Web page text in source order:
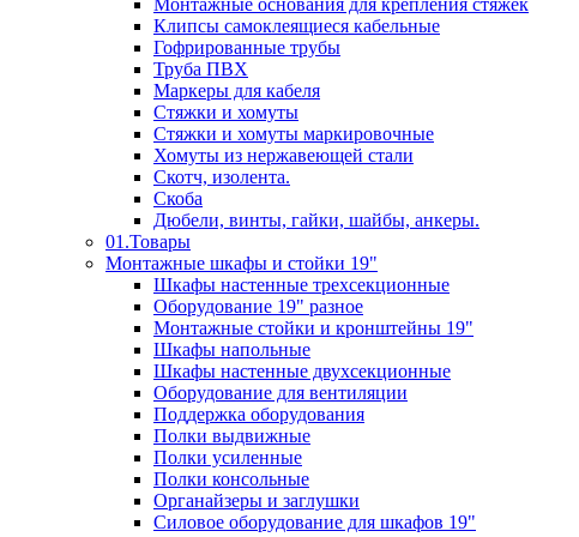
Монтажные основания для крепления стяжек
Клипсы самоклеящиеся кабельные
Гофрированные трубы
Труба ПВХ
Маркеры для кабеля
Стяжки и хомуты
Стяжки и хомуты маркировочные
Хомуты из нержавеющей стали
Скотч, изолента.
Скоба
Дюбели, винты, гайки, шайбы, анкеры.
01.Товары
Монтажные шкафы и стойки 19"
Шкафы настенные трехсекционные
Оборудование 19" разное
Монтажные стойки и кронштейны 19"
Шкафы напольные
Шкафы настенные двухсекционные
Оборудование для вентиляции
Поддержка оборудования
Полки выдвижные
Полки усиленные
Полки консольные
Органайзеры и заглушки
Силовое оборудование для шкафов 19"